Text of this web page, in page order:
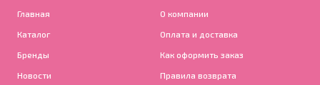
Главная
Каталог
Бренды
Новости
О компании
Оплата и доставка
Как оформить заказ
Правила возврата